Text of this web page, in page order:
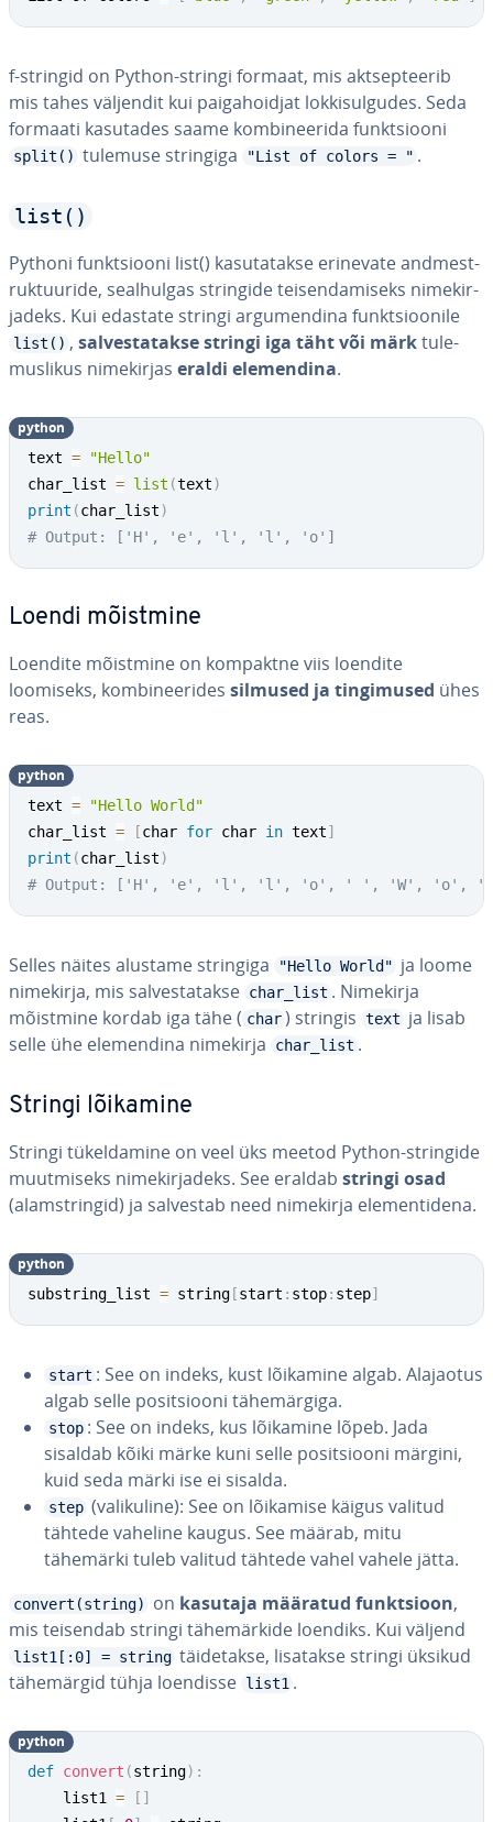
f-stringid on Python-stringi formaat, mis akt­sep­tee­rib
mis tahes väljendit kui paiga­hoid­jat lok­ki­sul­gu­des. Seda
formaati kasutades saame kom­bi­nee­rida funkt­siooni
split() tulemuse stringiga "List of colors = " .
list()
Pythoni funkt­siooni list() ka­su­ta­takse erinevate and­me­st­
ruk­tuu­ride, seal­hul­gas stringide tei­sen­da­miseks ni­me­kir­
ja­deks. Kui edastate stringi ar­gu­men­dina funkt­sioo­nile
list() , sal­ves­ta­takse stringi iga täht või märktu­le­
mus­li­kus ni­me­kir­jas eraldi ele­men­dina.
text =
"Hello"
char_list = list (text)
print (char_list)
# Output: ['H', 'e', 'l', 'l', 'o']
python
Loendi mõistmine
Loendite mõistmine on kompaktne viis loendite
loomiseks, kom­bi­nee­ri­des silmused ja tin­gi­mu­sed ühes
reas.
text =
"Hello World"
char_list = [char for char in text]
print (char_list)
# Output: ['H', 'e', 'l', 'l', 'o', ' ', 'W', 'o',
python
Selles näites alustame stringiga "Hello World" ja loome
nimekirja, mis sal­ves­ta­takse char_list . Nimekirja
mõistmine kordab iga tähe ( char ) stringis text ja lisab
selle ühe ele­men­dina nimekirja
char_list .
Stringi lõikamine
Stringi tü­kel­da­mine on veel üks meetod Python-stringide
muut­miseks ni­me­kir­ja­deks. See eraldab stringi osad
(alamst­rin­gid) ja salvestab need nimekirja ele­men­ti­dena.
substring_list = string [start : stop: step]
python
start : See on indeks, kust lõikamine algab. Alajaotus
algab selle po­sit­siooni tä­he­mär­giga.
stop : See on indeks, kus lõikamine lõpeb. Jada
sisaldab kõiki märke kuni selle po­sit­siooni märgini,
kuid seda märki ise ei sisalda.
step (va­li­ku­line): See on lõikamise käigus valitud
tähtede vaheline kaugus. See määrab, mitu
tähemärki tuleb valitud tähtede vahel vahele jätta.
convert(string) on kasutaja määratud funkt­sioon,
mis teisendab stringi tä­he­mär­kide loendiks. Kui väljend
list1[:0] = string täi­de­takse, lisatakse stringi üksikud
tä­he­mär­gid tühja loendisse list1 .
def convert (string) :
    list1
= [ ]
python